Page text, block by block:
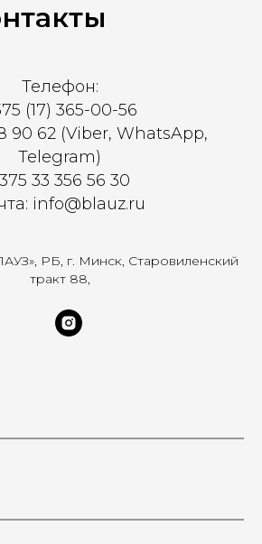
Телефон:
(17) 365-00-56
90 62 (Viber, WhatsApp,
Telegram)
33 356 56 30
info@blauz.ru
РБ, г. Минск, Старовиленский
тракт 88,